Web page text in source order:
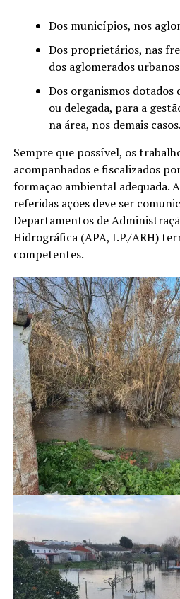
Dos municípios, nos
Dos proprietários, nas
dos aglomerados
Dos organismos
ou delegada, para a
na área, nos demais casos.
Sempre que possível, os
acompanhados e fiscalizados
formação ambiental adequada.
referidas ações deve ser
Departamentos de
Hidrográfica (APA, I.P./ARH)
competentes.